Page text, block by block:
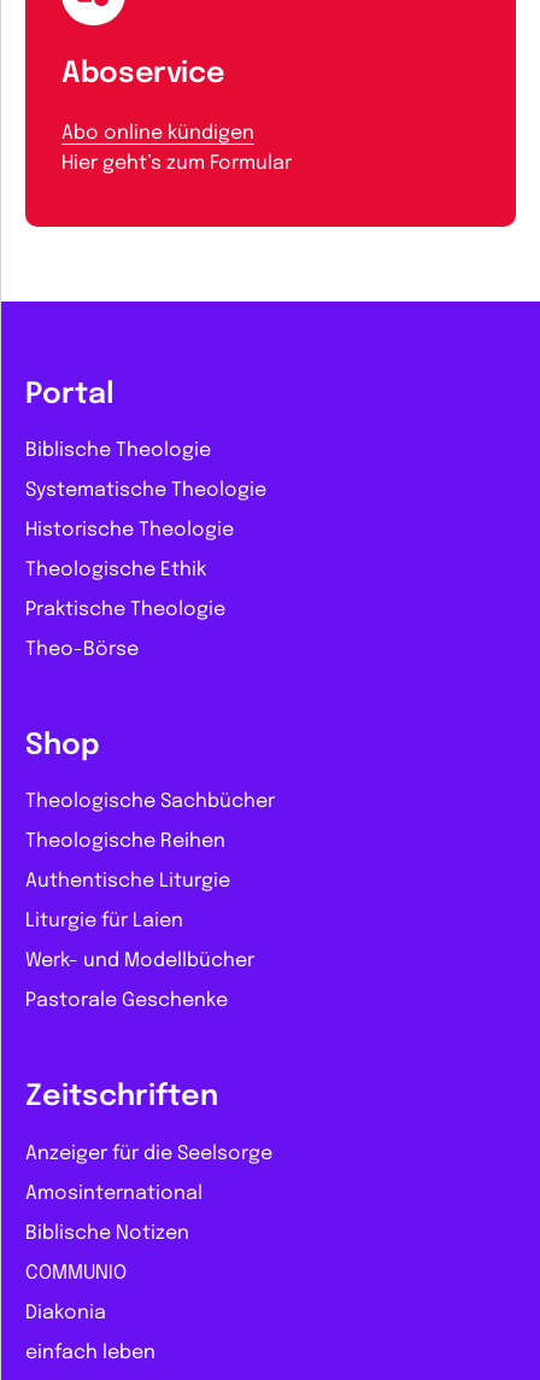
Aboservice
Abo online kündigen
Hier geht’s zum Formular
Portal
Biblische Theologie
Systematische Theologie
Historische Theologie
Theologische Ethik
Praktische Theologie
Theo-Börse
Shop
Theologische Sachbücher
Theologische Reihen
Authentische Liturgie
Liturgie für Laien
Werk- und Modellbücher
Pastorale Geschenke
Zeitschriften
Anzeiger für die Seelsorge
Amosinternational
Biblische Notizen
COMMUNIO
Diakonia
einfach leben